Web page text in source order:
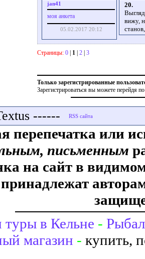
jan41
моя анкета
05.02.2017 20:12
20.
вижу,
Страницы: 0 | 1 | 2 | 3
Только зарегистрированные
Зарегистрироваться вы можете перейдя
------
перепечатка или
письменным
на сайт в
туры в Кельне -
магазин - купить,